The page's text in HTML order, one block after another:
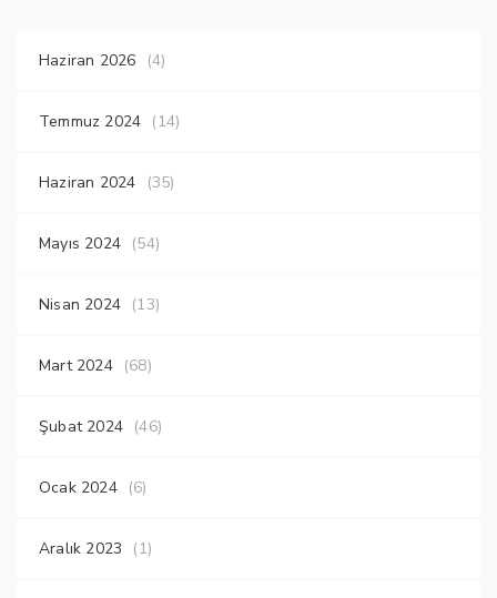
Haziran 2026 (4)
Temmuz 2024 (14)
Haziran 2024 (35)
Mayıs 2024 (54)
Nisan 2024 (13)
Mart 2024 (68)
Şubat 2024 (46)
Ocak 2024 (6)
Aralık 2023 (1)